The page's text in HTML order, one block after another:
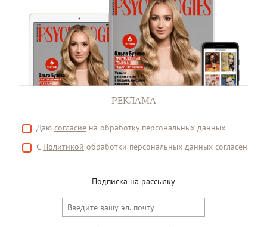
РЕКЛАМА
Даю согласие на обработку персональных данных
С Политикой обработки персональных данных согласен
Подписка на рассылку